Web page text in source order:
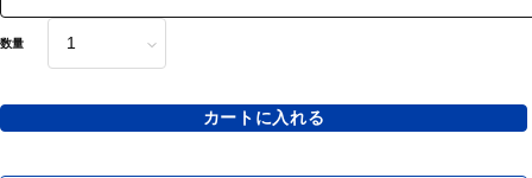
数量
カートに入れる